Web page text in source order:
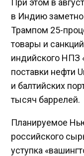
При этом в
в Индию заметно
Трампом 25-
товары и
индийского НПЗ
поставки нефти
и балтийских
тысяч баррелей.
Планируемое
российского
уступка